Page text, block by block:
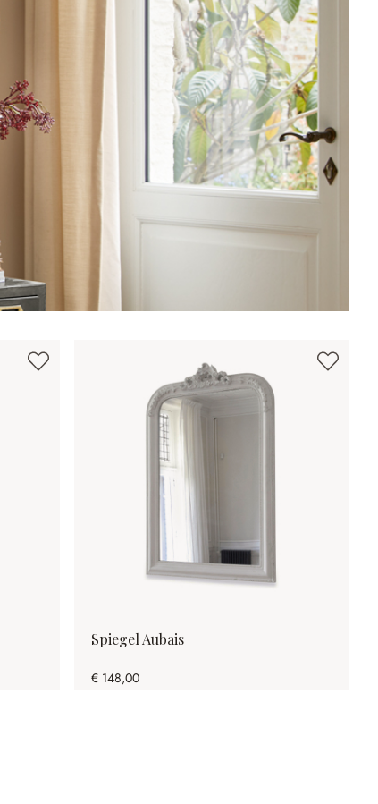
Spiegel Aubais
€ 148,00